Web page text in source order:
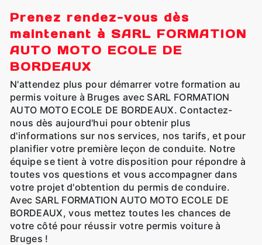
Prenez rendez-vous dès
maintenant à SARL FORMATION
AUTO MOTO ECOLE DE
BORDEAUX
N'attendez plus pour démarrer votre formation au
permis voiture à Bruges avec SARL FORMATION
AUTO MOTO ECOLE DE BORDEAUX. Contactez-
nous dès aujourd'hui pour obtenir plus
d'informations sur nos services, nos tarifs, et pour
planifier votre première leçon de conduite. Notre
équipe se tient à votre disposition pour répondre à
toutes vos questions et vous accompagner dans
votre projet d'obtention du permis de conduire.
Avec SARL FORMATION AUTO MOTO ECOLE DE
BORDEAUX, vous mettez toutes les chances de
votre côté pour réussir votre permis voiture à
Bruges !